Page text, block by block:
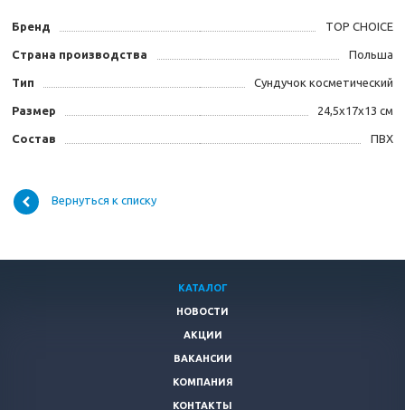
Бренд TOP CHOICE
Страна производства Польша
Тип Сундучок косметический
Размер 24,5х17х13 см
Состав ПВХ
Вернуться к списку
КАТАЛОГ
НОВОСТИ
АКЦИИ
ВАКАНСИИ
КОМПАНИЯ
КОНТАКТЫ